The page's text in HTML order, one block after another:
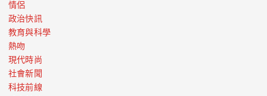
情侶
政治快訊
教育與科學
熱吻
現代時尚
社會新聞
科技前線